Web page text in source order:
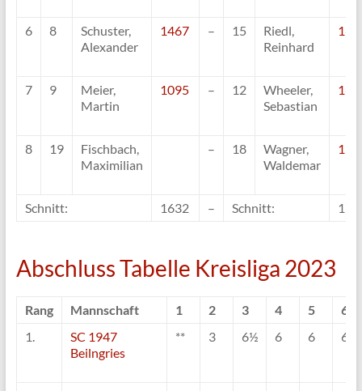
6 8
Schuster,
Alexander
1467 – 15
Riedl,
Reinhard
7 9
Meier,
Martin
1095 – 12
Wheeler,
Sebastian
8 19
Fischbach,
Maximilian
– 18
Wagner,
Waldemar
Schnitt: 1632 – Schnitt:
Abschluss Tabelle Kreisliga 2023
Rang Mannschaft 1 2 3 4 5
6
1.
SC 1947
Beilngries
** 3 6½ 6 6 6